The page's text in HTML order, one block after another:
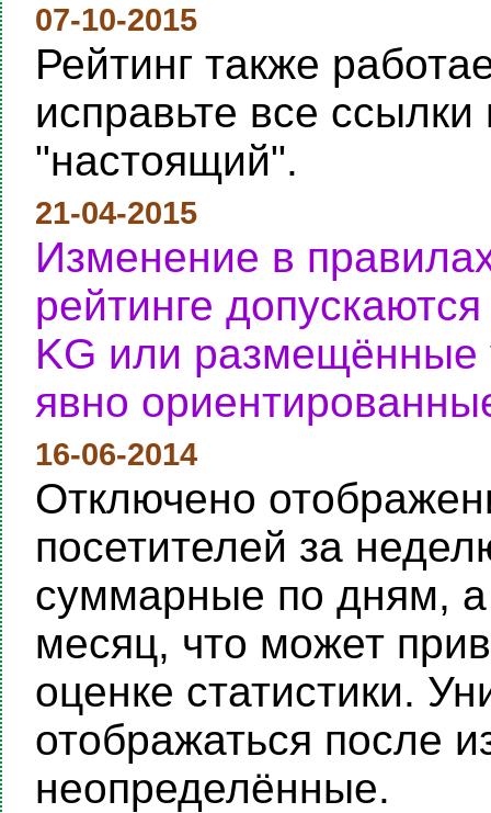
07-10-2015
Рейтинг также
исправьте все
"настоящий".
21-04-2015
Изменение в
рейтинге
KG или размещённые
явно
16-06-2014
Отключено
посетителей за
суммарные по дням,
месяц, что может
оценке статистики.
отображаться после
неопределённые.